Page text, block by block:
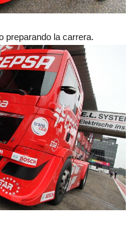
preparando la carrera.